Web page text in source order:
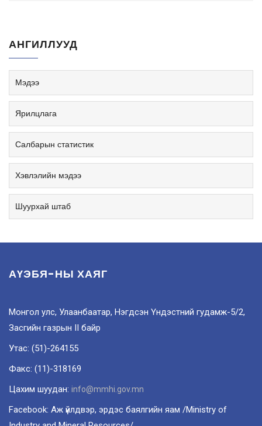
АНГИЛЛУУД
Мэдээ
Ярилцлага
Салбарын статистик
Хэвлэлийн мэдээ
Шуурхай штаб
АҮЭБЯ-НЫ ХАЯГ
Монгол улс, Улаанбаатар, Нэгдсэн Үндэстний гудамж-5/2,
Засгийн газрын II байр
Утас: (51)-264155
Факс: (11)-318169
Цахим шуудан: info@mmhi.gov.mn
Facebook: Аж үйлдвэр, эрдэс баялгийн яам /Ministry of